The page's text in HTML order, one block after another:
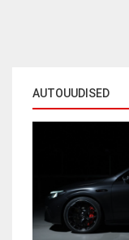
AUTOUUDISED